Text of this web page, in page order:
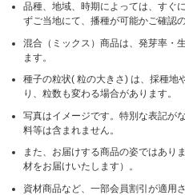
品種、地域、時期によっては、すぐ
ずご当地にて、播種が可能かご確認
混合（ミックス）商品は、発芽率・
ます。
種子の粒状( 粒の大きさ) は、採種地
り、粒数も変わる場合があります。
写真はイメージです。特別な表記が
料等は含まれません。
また、お届けする商品の姿ではあり
材をお届けいたします）。
資材商品など、一部会員割引が適用